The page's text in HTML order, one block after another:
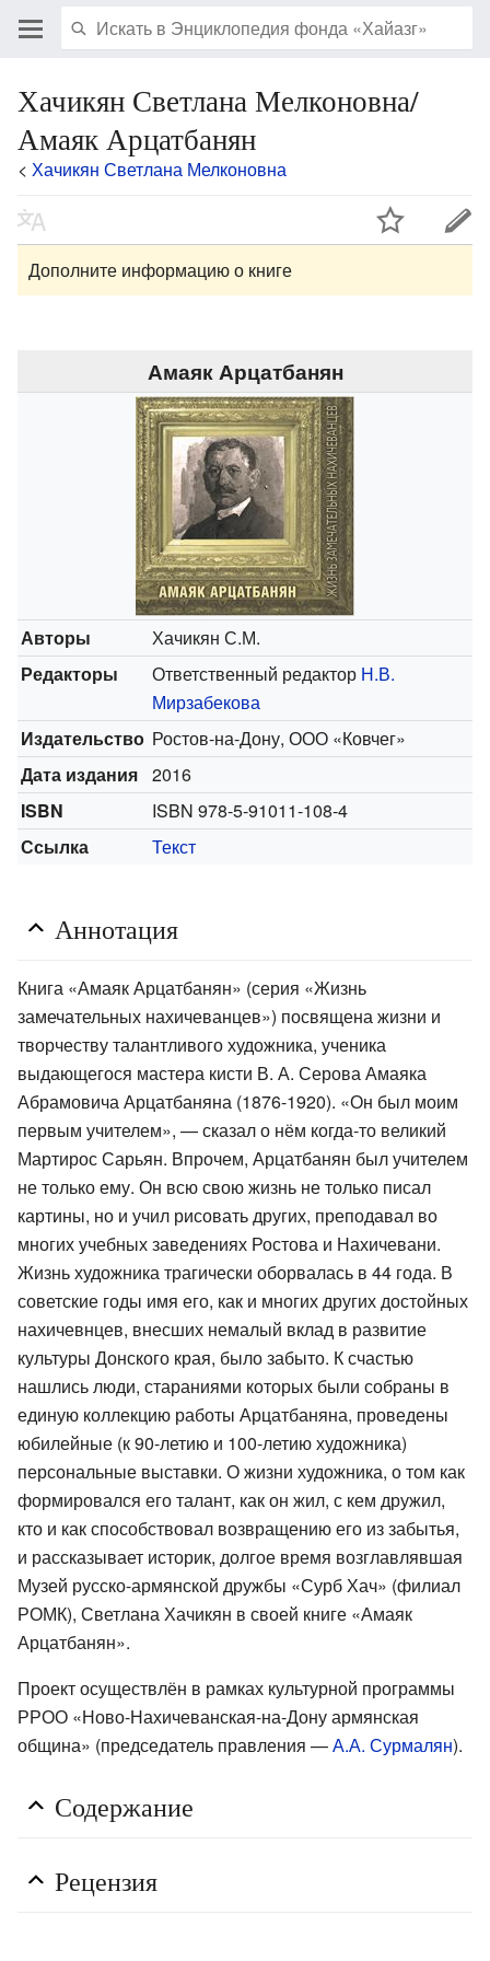
Хачикян Светлана Мелконовна/
Амаяк Арцатбанян
< Хачикян Светлана Мелконовна
Дополните информацию о книге
Амаяк Арцатбанян
Авторы
Хачикян С.М.
Редакторы
Ответственный редактор Н.В.
Мирзабекова
Издательство Ростов-на-Дону, ООО «Ковчег»
Дата издания 2016
ISBN
ISBN 978-5-91011-108-4
Ссылка
Текст
Аннотация
Книга «Амаяк Арцатбанян» (серия «Жизнь
замечательных нахичеванцев») посвящена жизни и
творчеству талантливого художника, ученика
выдающегося мастера кисти В. А. Серова Амаяка
Абрамовича Арцатбаняна (1876-1920). «Он был моим
первым учителем», — сказал о нём когда-то великий
Мартирос Сарьян. Впрочем, Арцатбанян был учителем
не только ему. Он всю свою жизнь не только писал
картины, но и учил рисовать других, преподавал во
многих учебных заведениях Ростова и Нахичевани.
Жизнь художника трагически оборвалась в 44 года. В
советские годы имя его, как и многих других достойных
нахичевнцев, внесших немалый вклад в развитие
культуры Донского края, было забыто. К счастью
нашлись люди, стараниями которых были собраны в
единую коллекцию работы Арцатбаняна, проведены
юбилейные (к 90-летию и 100-летию художника)
персональные выставки. О жизни художника, о том как
формировался его талант, как он жил, с кем дружил,
кто и как способствовал возвращению его из забытья,
и рассказывает историк, долгое время возглавлявшая
Музей русско-армянской дружбы «Сурб Хач» (филиал
РОМК), Светлана Хачикян в своей книге «Амаяк
Арцатбанян».
Проект осуществлён в рамках культурной программы
РРОО «Ново-Нахичеванская-на-Дону армянская
община» (председатель правления —А.А. Сурмалян).
Содержание
Рецензия